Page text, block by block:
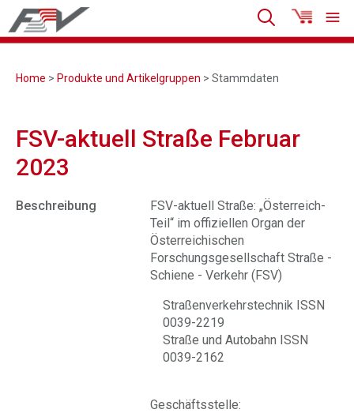
Home > Produkte und Artikelgruppen > Stammdaten
FSV-aktuell Straße Februar
2023
Beschreibung
FSV-aktuell Straße: „Österreich-
Teil“ im offiziellen Organ der
Österreichischen
Forschungsgesellschaft Straße -
Schiene - Verkehr (FSV)
Straßenverkehrstechnik ISSN
0039-2219
Straße und Autobahn ISSN
0039-2162
Geschäftsstelle: